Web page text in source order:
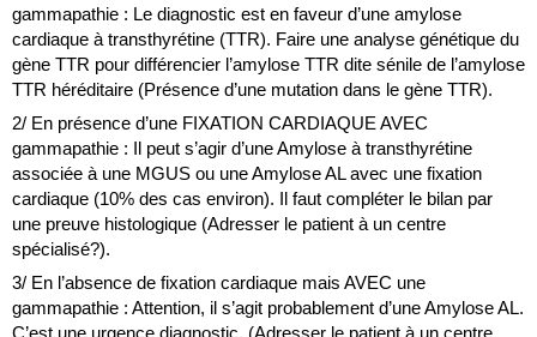
gammapathie : Le diagnostic est en faveur d’une amylose
cardiaque à transthyrétine (TTR). Faire une analyse génétique du
gène TTR pour différencier l’amylose TTR dite sénile de l’amylose
TTR héréditaire (Présence d’une mutation dans le gène TTR).
2/ En présence d’une FIXATION CARDIAQUE AVEC
gammapathie : Il peut s’agir d’une Amylose à transthyrétine
associée à une MGUS ou une Amylose AL avec une fixation
cardiaque (10% des cas environ). Il faut compléter le bilan par
une preuve histologique (Adresser le patient à un centre
spécialisé?).
3/ En l’absence de fixation cardiaque mais AVEC une
gammapathie : Attention, il s’agit probablement d’une Amylose AL.
C’est une urgence diagnostic. (Adresser le patient à un centre